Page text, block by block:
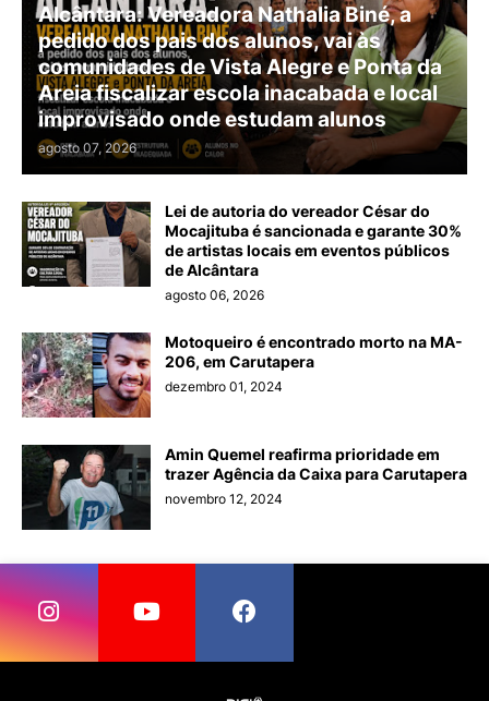
Alcântara: Vereadora Nathalia Biné, a
pedido dos pais dos alunos, vai às
comunidades de Vista Alegre e Ponta da
Areia fiscalizar escola inacabada e local
improvisado onde estudam alunos
agosto 07, 2026
Lei de autoria do vereador César do
Mocajituba é sancionada e garante 30%
de artistas locais em eventos públicos
de Alcântara
agosto 06, 2026
Motoqueiro é encontrado morto na MA-
206, em Carutapera
dezembro 01, 2024
Amin Quemel reafirma prioridade em
trazer Agência da Caixa para Carutapera
novembro 12, 2024